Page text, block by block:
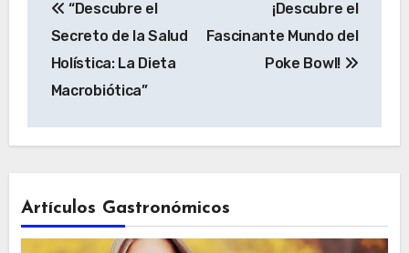
de
entradas
“Descubre el
Secreto de la Salud
Holística: La Dieta
Macrobiótica”
¡Descubre el
Fascinante Mundo del
Poke Bowl!
Artículos Gastronómicos